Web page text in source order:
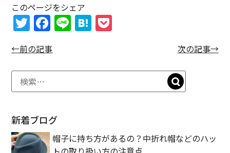
このページをシェア
T
w
itt
er
F
a
c
e
b
o
k
Li H
n
a
k
et
←前の記事 次の記事→
新着ブログ
帽子に持ち方があるの？中折れ帽などのハッ